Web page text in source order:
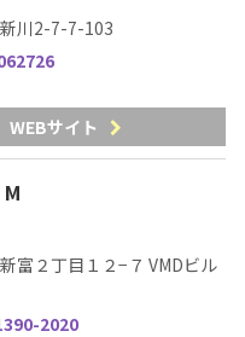
川2-7-7-103
WEBサイト
富２丁目１２−７ VMDビル
2020